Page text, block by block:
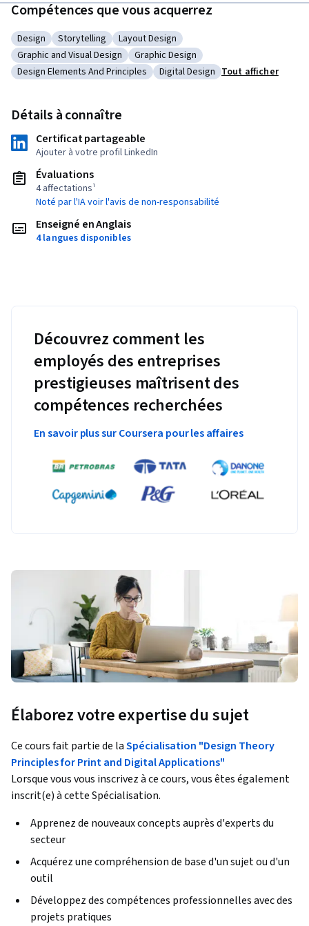
Compétences que vous acquerrez
Catégorie : Design
Design Catégorie : Storytelling
Storytelling Catégorie : Layout Design
Layout Design
Catégorie : Graphic and Visual Design
Graphic and Visual Design Catégorie : Graphic Design
Graphic Design
Catégorie : Design Elements And Principles
Design Elements And Principles Catégorie : Digital Design
Digital Design Tout afficher
Détails à connaître
Certificat partageable
Ajouter à votre profil LinkedIn
Évaluations
4 affectations¹
Noté par l'IA voir l'avis de non-responsabilité
Enseigné en Anglais
4 langues disponibles
Découvrez comment les
employés des entreprises
prestigieuses maîtrisent des
compétences recherchées
En savoir plus sur Coursera pour les affaires
Élaborez votre expertise du sujet
Ce cours fait partie de laSpécialisation "Design Theory
Principles for Print and Digital Applications"
Lorsque vous vous inscrivez à ce cours, vous êtes également
inscrit(e) à cette Spécialisation.
Apprenez de nouveaux concepts auprès d'experts du
secteur
Acquérez une compréhension de base d'un sujet ou d'un
outil
Développez des compétences professionnelles avec des
projets pratiques